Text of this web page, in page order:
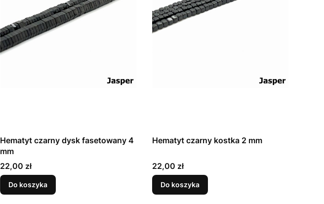
Hematyt czarny dysk fasetowany 4
mm
Cena
22,00 zł
Do koszyka
Hematyt czarny kostka 2 mm
Cena
22,00 zł
Do koszyka